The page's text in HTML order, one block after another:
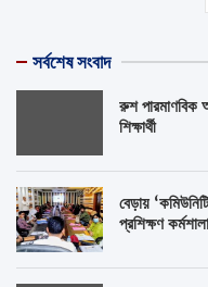
সর্বশেষ সংবাদ
রুশ পারমাণবিক
শিক্ষার্থী
বেড়ায়
প্রশিক্ষণ কর্মশালা